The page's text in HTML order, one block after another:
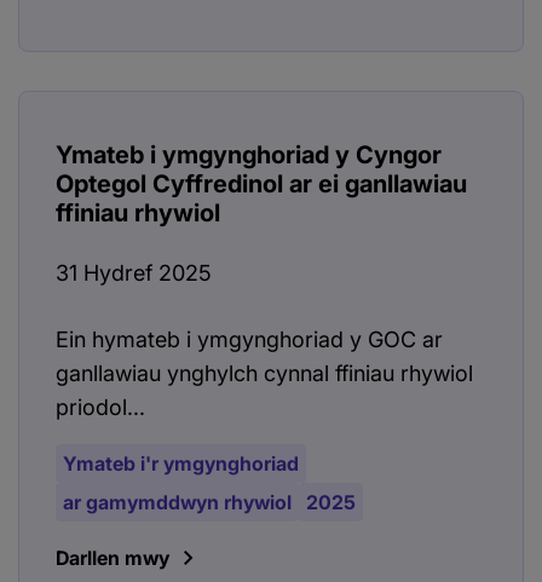
Ymateb i ymgynghoriad y Cyngor
Optegol Cyffredinol ar ei ganllawiau
ffiniau rhywiol
31 Hydref 2025
Ein hymateb i ymgynghoriad y GOC ar
ganllawiau ynghylch cynnal ffiniau rhywiol
priodol...
Ymateb i'r ymgynghoriad
ar gamymddwyn rhywiol
2025
Darllen mwy